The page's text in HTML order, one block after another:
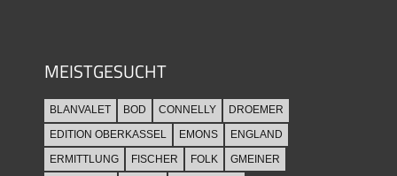
MEISTGESUCHT
BLANVALET BOD CONNELLY
DROEMER
EDITION OBERKASSEL
EMONS
ENGLAND
ERMITTLUNG
FISCHER FOLK
GMEINER